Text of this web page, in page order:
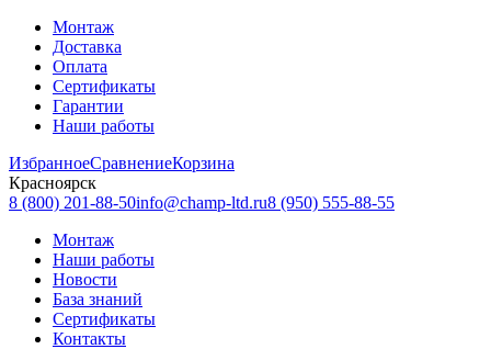
Монтаж
Доставка
Оплата
Сертификаты
Гарантии
Наши работы
ИзбранноеСравнениеКорзина
Красноярск
8 (800) 201-88-50info@champ-ltd.ru8 (950) 555-88-55
Монтаж
Наши работы
Новости
База знаний
Сертификаты
Контакты